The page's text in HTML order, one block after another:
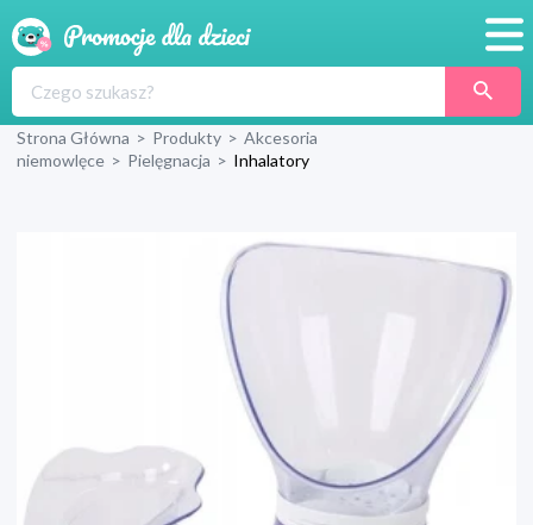
Produkty
Blog
Wyprawka
Strona Główna > Produkty > Akcesoria
niemowlęce > Pielęgnacja > Inhalatory